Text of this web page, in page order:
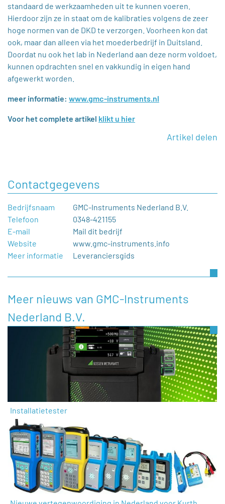
standaard de werkzaamheden uit te kunnen voeren.
Hierdoor zijn ze in staat om de kalibraties volgens de zeer
hoge normen van de DKD te verzorgen. Voorheen kon dat
ook, maar dan alleen via het moederbedrijf in Duitsland.
Doordat nu ook het lab in Nederland aan deze norm voldoet,
kunnen opdrachten snel en vakkundig in eigen hand
afgewerkt worden.
meer informatie: www.gmc-instruments.nl
Voor het complete artikel klikt u hier
Artikel delen
Contactgegevens
Bedrijfsnaam
GMC-Instruments Nederland B.V.
Telefoon
0348-421155
E-mail
Mail dit bedrijf
Website
www.gmc-instruments.info
Meer informatie
Leveranciersgids
Meer nieuws van GMC-Instruments
Nederland B.V.
Installatietester